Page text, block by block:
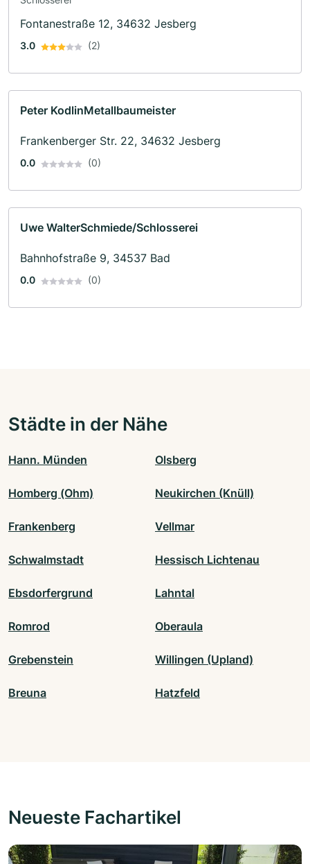
Fontanestraße 12, 34632 Jesberg
3.0 (2)
Peter KodlinMetallbaumeister
Frankenberger Str. 22, 34632 Jesberg
0.0 (0)
Uwe WalterSchmiede/Schlosserei
Bahnhofstraße 9, 34537 Bad
0.0 (0)
Städte in der Nähe
Hann. Münden Olsberg
Homberg (Ohm) Neukirchen (Knüll)
Frankenberg Vellmar
Schwalmstadt Hessisch Lichtenau
Ebsdorfergrund Lahntal
Romrod Oberaula
Grebenstein Willingen (Upland)
Breuna Hatzfeld
Neueste Fachartikel